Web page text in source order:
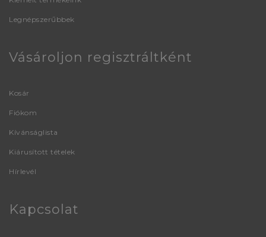
Legnépszerűbbek
Vásároljon regisztráltként
Kosár
Fiókom
Kívánságlista
Kiárusított tételek
Hírlevél
Kapcsolat